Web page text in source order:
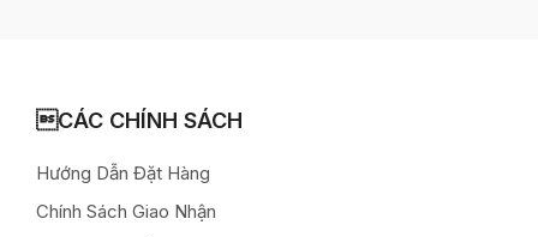
CÁC CHÍNH SÁCH
Hướng Dẫn Đặt Hàng
Chính Sách Giao Nhận